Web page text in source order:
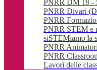
PNRR DM 19 -
PNRR Divari
PNRR
PNRR STEM e
siSTEMiamo la
PNRR
PNRR
Lavori delle